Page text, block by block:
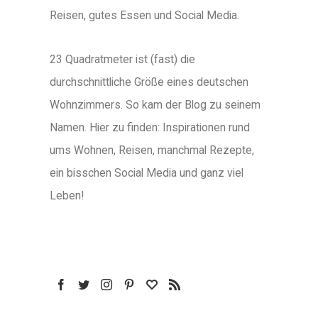
Reisen, gutes Essen und Social Media.
23 Quadratmeter ist (fast) die
durchschnittliche Größe eines deutschen
Wohnzimmers. So kam der Blog zu seinem
Namen. Hier zu finden: Inspirationen rund
ums Wohnen, Reisen, manchmal Rezepte,
ein bisschen Social Media und ganz viel
Leben!